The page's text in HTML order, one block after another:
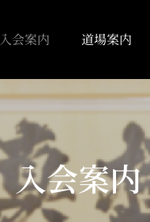
入会案内 道場案内
入会案内